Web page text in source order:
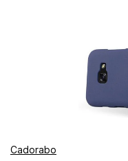
Cadorabo